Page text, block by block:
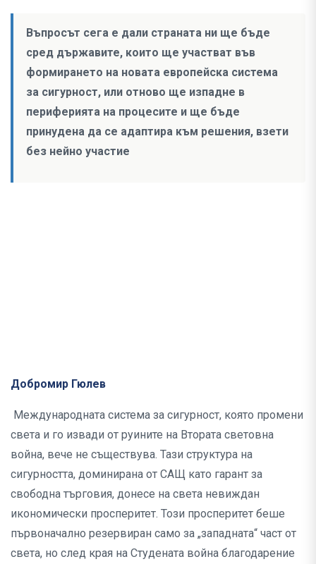
Въпросът сега е дали страната ни ще бъде
сред държавите, които ще участват във
формирането на новата европейска система
за сигурност, или отново ще изпадне в
периферията на процесите и ще бъде
принудена да се адаптира към решения, взети
без нейно участие
Добромир Гюлев
Международната система за сигурност, която промени
света и го извади от руините на Втората световна
война, вече не съществува. Тази структура на
сигурността, доминирана от САЩ като гарант за
свободна търговия, донесе на света невиждан
икономически просперитет. Този просперитет беше
първоначално резервиран само за „западната“ част от
света, но след края на Студената война благодарение